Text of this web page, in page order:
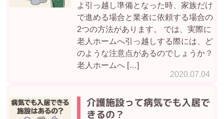
2020.07.04
よ引っ越し準備となった時、家族だけ
で進める場合と業者に依頼する場合の
2つの方法があります。 では、実際に
老人ホームへ引っ越しする際には、ど
のような注意点があるのでしょうか？
老人ホームへ […]
介護施設って病気でも入居で
きるの？